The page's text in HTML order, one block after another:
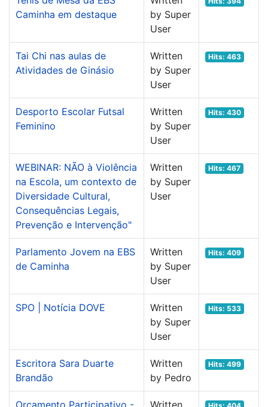
Caminha em destaque
by Super
User
Tai Chi nas aulas de
Atividades de Ginásio
Written
by Super
User
Hits: 463
Desporto Escolar Futsal
Feminino
Written
by Super
User
Hits: 430
WEBINAR: NÃO à Violência
na Escola, um contexto de
Diversidade Cultural,
Consequências Legais,
Prevenção e Intervenção"
Written
by Super
User
Hits: 467
Parlamento Jovem na EBS
de Caminha
Written
by Super
User
Hits: 409
SPO | Notícia DOVE
Written
by Super
User
Hits: 533
Escritora Sara Duarte
Brandão
Written
by Pedro
Hits: 499
Orçamento Participativo -
Written